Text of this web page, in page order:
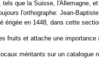
que la Suisse, l'Allemagne,
l'orthographe: Jean-
en 1448, dans cette
fruits et attache une importance
méritants sur un catalogue